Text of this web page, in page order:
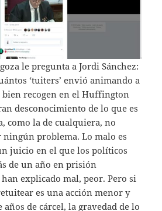
le pregunta a Jordi Sánchez:
‘tuiters’ envió animando a
bien recogen en el Huffington
desconocimiento de lo que es
como la de cualquiera, no
ningún problema. Lo malo es
juicio en el que los políticos
de un año en prisión
explicado mal, peor. Pero si
es una acción menor y
de cárcel, la gravedad de lo